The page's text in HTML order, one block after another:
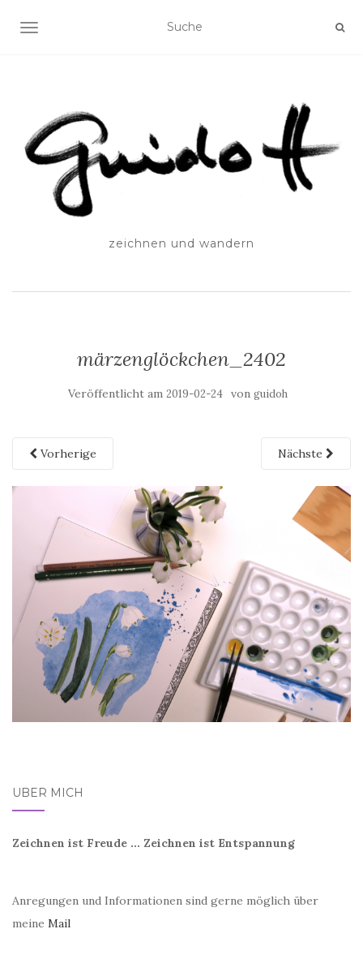
SCHALTE NAVIGATION
zeichnen und wandern
märzenglöckchen_2402
Veröffentlicht am 2019-02-24 von guidoh
Vorherige Nächste
ÜBER MICH
Zeichnen ist Freude ... Zeichnen ist Entspannung
Anregungen und Informationen sind gerne möglich über
meine Mail